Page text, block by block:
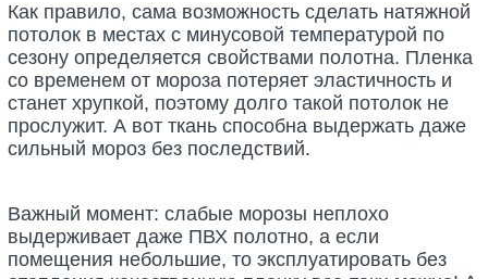
Как правило, сама возможность сделать натяжной
потолок в местах с минусовой температурой по
сезону определяется свойствами полотна. Пленка
со временем от мороза потеряет эластичность и
станет хрупкой, поэтому долго такой потолок не
прослужит. А вот ткань способна выдержать даже
сильный мороз без последствий.
Важный момент: слабые морозы неплохо
выдерживает даже ПВХ полотно, а если
помещения небольшие, то эксплуатировать без